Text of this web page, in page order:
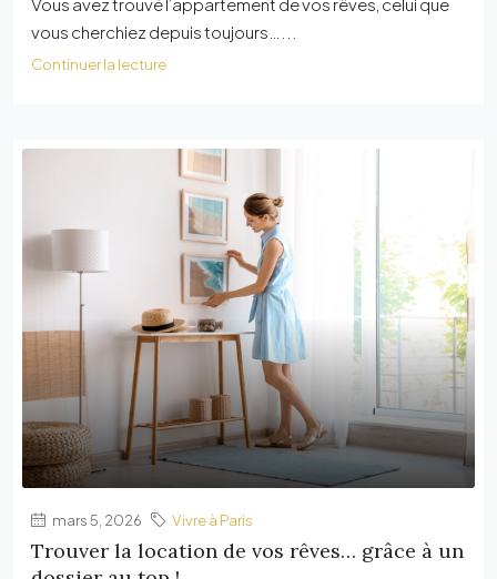
vous cherchiez depuis toujours…...
Continuer la lecture
mars 5, 2026 Vivre à Paris
Trouver la location de vos rêves… grâce à un